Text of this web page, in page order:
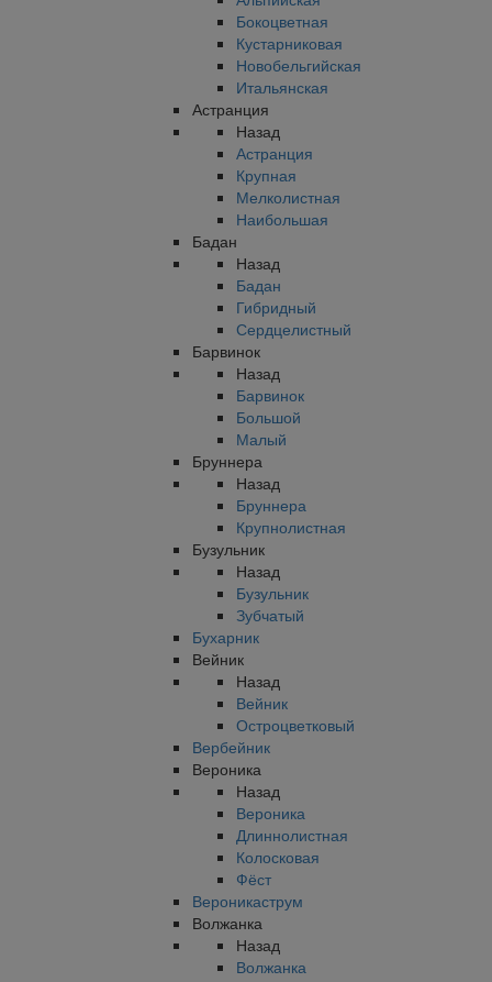
Бокоцветная
Кустарниковая
Новобельгийская
Итальянская
Астранция
Назад
Астранция
Крупная
Мелколистная
Наибольшая
Бадан
Назад
Бадан
Гибридный
Сердцелистный
Барвинок
Назад
Барвинок
Большой
Малый
Бруннера
Назад
Бруннера
Крупнолистная
Бузульник
Назад
Бузульник
Зубчатый
Бухарник
Вейник
Назад
Вейник
Остроцветковый
Вербейник
Вероника
Назад
Вероника
Длиннолистная
Колосковая
Фёст
Вероникаструм
Волжанка
Назад
Волжанка